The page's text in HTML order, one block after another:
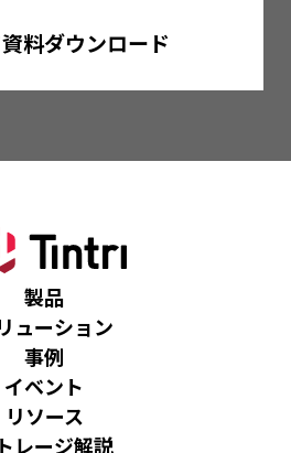
料ダウンロード
製品
ューション
事例
イベント
リソース
レージ解説